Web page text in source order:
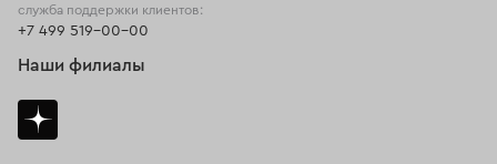
служба поддержки клиентов:
+7 499 519-00-00
Наши филиалы